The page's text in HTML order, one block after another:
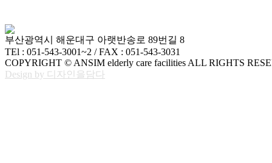
부산광역시 해운대구 아랫반송로 89번길 8
TEl : 051-543-3001~2 / FAX : 051-543-3031
COPYRIGHT © ANSIM elderly care facilities ALL RIGHTS
Design by 디자인을담다